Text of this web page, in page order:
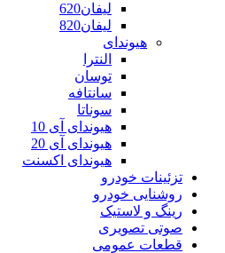
لیفان620
لیفان820
هیوندای
النترا
توسان
سانتافه
سوناتا
هیوندای آی 10
هیوندای آی 20
هیوندای اکسنت
تزئینات خودرو
روشنایی خودرو
رینگ و لاستیک
صوتی تصویری
قطعات عمومی